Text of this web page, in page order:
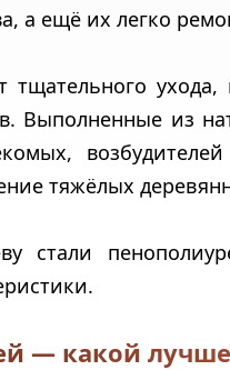
а ещё их легко
тщательного
Выполненные из
тяжёлых
стали
— какой лучше